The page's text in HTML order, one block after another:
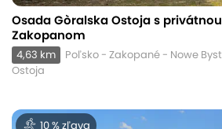
Osada Gòralska Ostoja s
Zakopanom
4,63 km
Poľsko - Zakopané - Nowe
Ostoja
10 % zľava